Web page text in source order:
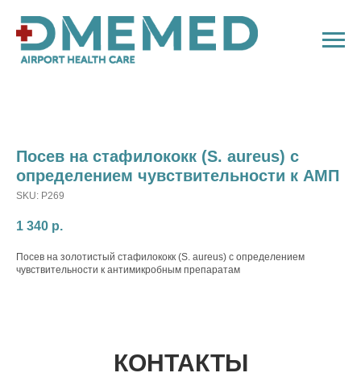
Посев на стафилококк (S. aureus) с
определением чувствительности к АМП
SKU: P269
1 340 р.
Посев на золотистый стафилококк (S. aureus) с определением
чувствительности к антимикробным препаратам
КОНТАКТЫ